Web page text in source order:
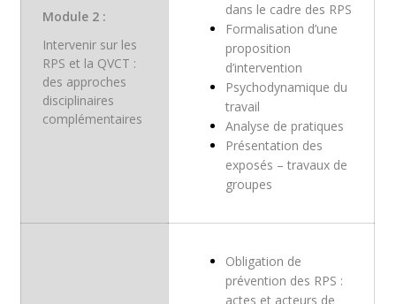
Module 2 :
Intervenir sur les
RPS et la QVCT :
des approches
disciplinaires
complémentaires
dans le cadre des RPS
Formalisation d’une
proposition
d’intervention
Psychodynamique du
travail
Analyse de pratiques
Présentation des
exposés – travaux de
groupes
Obligation de
prévention des RPS :
actes et acteurs de